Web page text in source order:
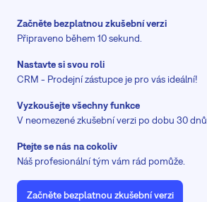
Začněte bezplatnou zkušební verzi
Připraveno během 10 sekund.
Nastavte si svou roli
CRM - Prodejní zástupce je pro vás ideální!
Vyzkoušejte všechny funkce
V neomezené zkušební verzi po dobu 30 dnů.
Ptejte se nás na cokoliv
Náš profesionální tým vám rád pomůže.
Začněte bezplatnou zkušební verzi